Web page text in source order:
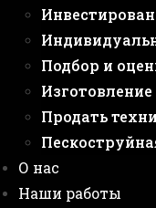
Подбор и
Продать
О нас
Наши работы